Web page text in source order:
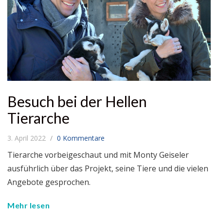
Besuch bei der Hellen
Tierarche
3. April 2022 0 Kommentare
Tierarche vorbeigeschaut und mit Monty Geiseler
ausführlich über das Projekt, seine Tiere und die vielen
Angebote gesprochen.
Mehr lesen